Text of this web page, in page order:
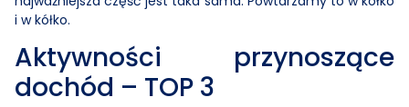
i w kółko.
Aktywności przynoszące
dochód – TOP 3